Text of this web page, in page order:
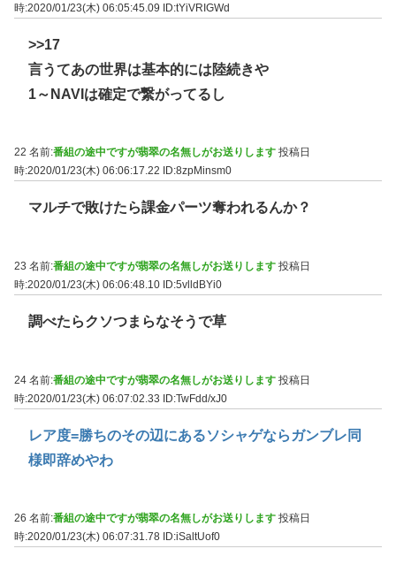
時:2020/01/23(木) 06:05:45.09 ID:tYiVRIGWd
>>17
言うてあの世界は基本的には陸続きや
1～NAVIは確定で繋がってるし
22 名前:番組の途中ですが翡翠の名無しがお送りします 投稿日
時:2020/01/23(木) 06:06:17.22
ID:8zpMinsm0
マルチで敗けたら課金パーツ奪われるんか？
23 名前:番組の途中ですが翡翠の名無しがお送りします 投稿日
時:2020/01/23(木) 06:06:48.10 ID:5vlldBYi0
調べたらクソつまらなそうで草
24 名前:番組の途中ですが翡翠の名無しがお送りします 投稿日
時:2020/01/23(木) 06:07:02.33 ID:TwFdd/xJ0
レア度=勝ちのその辺にあるソシャゲならガンブレ同
様即辞めやわ
26 名前:番組の途中ですが翡翠の名無しがお送りします 投稿日
時:2020/01/23(木) 06:07:31.78 ID:iSaltUof0